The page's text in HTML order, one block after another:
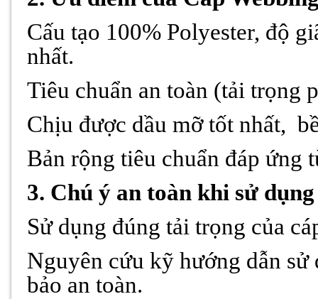
Cấu tạo 100% Polyester, độ
nhất.
Tiêu chuẩn an toàn (tải trọng
Chịu được dầu mỡ tốt nhất,
Bản rộng tiêu chuẩn đáp ứng
3. Chú ý an toàn khi sử
Sử dụng đúng tải trọng của
Nguyên cứu kỹ hướng dẫn
bảo an toàn.